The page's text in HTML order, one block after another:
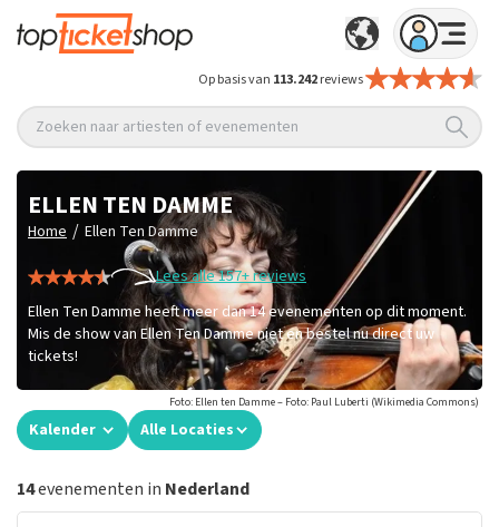
Op basis van 113.242reviews
Zoeken naar artiesten of evenementen
ELLEN TEN DAMME
Home / Ellen Ten Damme
Lees alle 157+ reviews
Ellen Ten Damme heeft meer dan 14 evenementen op dit moment.
Mis de show van Ellen Ten Damme niet en bestel nu direct uw
tickets!
Foto: Ellen ten Damme – Foto: Paul Luberti (Wikimedia Commons)
Kalender Alle Locaties
14evenementen in Nederland